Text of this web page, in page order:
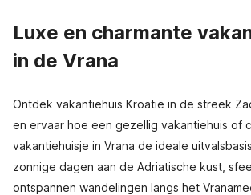
Luxe en charmante
in de Vrana
Ontdek vakantiehuis Kroatië in de streek
en ervaar hoe een gezellig vakantiehuis of
vakantiehuisje in Vrana de ideale
zonnige dagen aan de Adriatische kust,
ontspannen wandelingen langs het